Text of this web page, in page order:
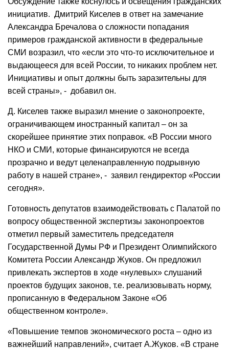
инициатив. Дмитрий Киселев в ответ на замечание
Александра Бречалова о сложности попадания
примеров гражданской активности в федеральные
СМИ возразил, что «если это что-то исключительное и
выдающееся для всей России, то никаких проблем нет.
Инициативы и опыт должны быть заразительны для
всей страны», - добавил он.
Д. Киселев также выразил мнение о законопроекте,
ограничивающем иностранный капитал – он за
скорейшее принятие этих поправок. «В России много
НКО и СМИ, которые финансируются не всегда
прозрачно и ведут целенаправленную подрывную
работу в нашей стране», - заявил гендиректор «России
сегодня».
Готовность депутатов взаимодействовать с Палатой по
вопросу общественной экспертизы законопроектов
отметил первый заместитель председателя
Государственной Думы РФ и Президент Олимпийского
Комитета России Александр Жуков. Он предложил
привлекать экспертов в ходе «нулевых» слушаний
проектов будущих законов, т.е. реализовывать норму,
прописанную в Федеральном Законе «Об
общественном контроле».
«Повышение темпов экономического роста – одно из
важнейший направлений», считает А.Жуков. «В стране